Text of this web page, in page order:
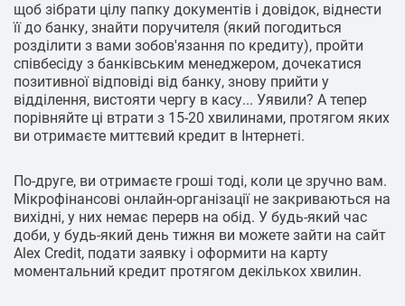
щоб зібрати цілу папку документів і довідок, віднести
її до банку, знайти поручителя (який погодиться
розділити з вами зобов'язання по кредиту), пройти
співбесіду з банківським менеджером, дочекатися
позитивної відповіді від банку, знову прийти у
відділення, вистояти чергу в касу... Уявили? А тепер
порівняйте ці втрати з 15-20 хвилинами, протягом яких
ви отримаєте миттєвий кредит в Інтернеті.
По-друге, ви отримаєте гроші тоді, коли це зручно вам.
Мікрофінансові онлайн-організації не закриваються на
вихідні, у них немає перерв на обід. У будь-який час
доби, у будь-який день тижня ви можете зайти на сайт
Alex Credit, подати заявку і оформити на карту
моментальний кредит протягом декількох хвилин.